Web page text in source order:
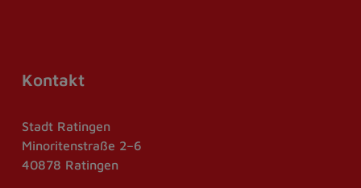
Kontakt
Stadt Ratingen
Minoritenstraße 2–6
40878 Ratingen